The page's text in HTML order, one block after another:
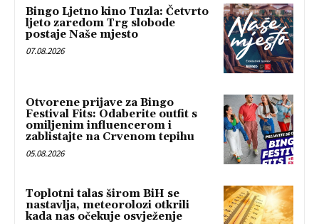
Bingo Ljetno kino Tuzla: Četvrto
ljeto zaredom Trg slobode
postaje Naše mjesto
07.08.2026
Otvorene prijave za Bingo
Festival Fits: Odaberite outfit s
omiljenim influencerom i
zablistajte na Crvenom tepihu
05.08.2026
Toplotni talas širom BiH se
nastavlja, meteorolozi otkrili
kada nas očekuje osvježenje